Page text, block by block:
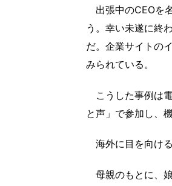
出張中のCEOを
う。幸い未遂に終
だ。企業サイトの
みられている。
こうした事例は
と声」で参加し、
海外に目を向け
母親のもとに、